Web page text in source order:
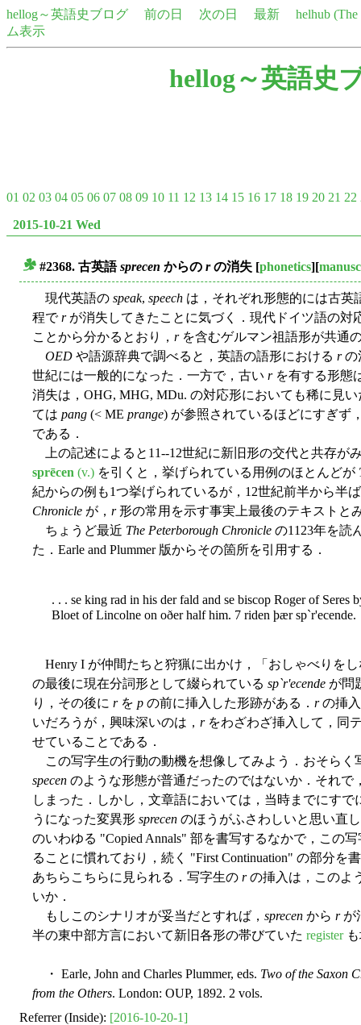
hellog～英語史ブログ 前の日 次の日 最新
helhub
ム表示
hellog～英語史
01 02 03 04 05 06 07 08 09 10 11 12 13 14 15 16 17 18 19 20 21 22
2015-10-21 Wed
#2368. 古英語sprecen からの rの消失 [phonetics][
現代英語の speak, speech は，それぞれ形態的には古英
程でrが消失してきたことに気づく．現代ドイツ語の対
ことから分かるとおり， rを含むゲルマン祖語形が共通
OED や語源辞典で調べると，英語の語形における rの
世紀には一般的になった．一方で，古い rを有する形態
消失は，OHG, MHG, MDu. の対応形においても稀に見
ては pang (< ME prange) が参照されているほどにすぎず
である．
上の記述によると11--12世紀に新旧形の交代と共存が
sprēcen (v.) を引くと，挙げられている用例のほとんどが
紀からの例も1つ挙げられているが，12世紀前半から半
Chronicle が， r形の常用を示す事実上最後のテキストと
ちょうど最近 The Peterborough Chronicle の1123年を読
た．Earle and Plummer 版からその箇所を引用する．
. . . se king rad in his der fald and se biscop Roger of Seres
Bloet of Lincolne on oðer half him. 7 riden þær sp`r'ecende.
Henry I が仲間たちと狩猟に出かけ，「おしゃべりを
の最後に現在分詞形として綴られている sp`r'ecende が問
り，その後に rを p の前に挿入した形跡がある． rの挿
いだろうが，興味深いのは， rをわざわざ挿入して，同
せていることである．
この写字生の行動の動機を想像してみよう．おそら
specen のような形態が普通だったのではないか．それ
しまった．しかし，文章語においては，当時までにす
うになった変異形 sprecen のほうがふさわしいと思い直
のいわゆる "Copied Annals" 部を書写するなかで，この
ることに慣れており，続く "First Continuation" の部分を
あちらこちらに見られる．写字生の rの挿入は，このよ
いか．
もしこのシナリオが妥当だとすれば， sprecen から rが
半の東中部方言において新旧各形の帯びていた registerも
・ Earle, John and Charles Plummer, eds. Two of the Saxon
from the Others. London: OUP, 1892. 2 vols.
Referrer (Inside): [2016-10-20-1]